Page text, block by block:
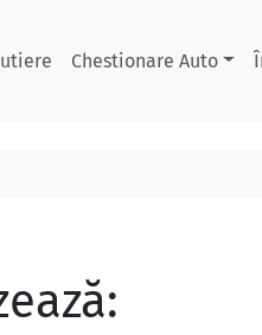
Chestionare Auto